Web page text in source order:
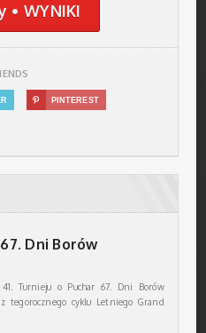
WYNIKI
 PINTEREST
Dni Borów
Turnieju o Puchar 67. Dni Borów
tegorocznego cyklu Letniego Grand